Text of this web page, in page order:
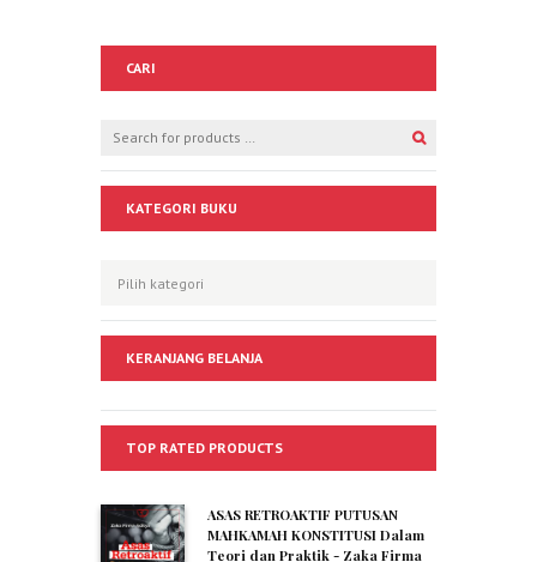
CARI
KATEGORI BUKU
KERANJANG BELANJA
TOP RATED PRODUCTS
ASAS RETROAKTIF PUTUSAN
MAHKAMAH KONSTITUSI Dalam
Teori dan Praktik - Zaka Firma